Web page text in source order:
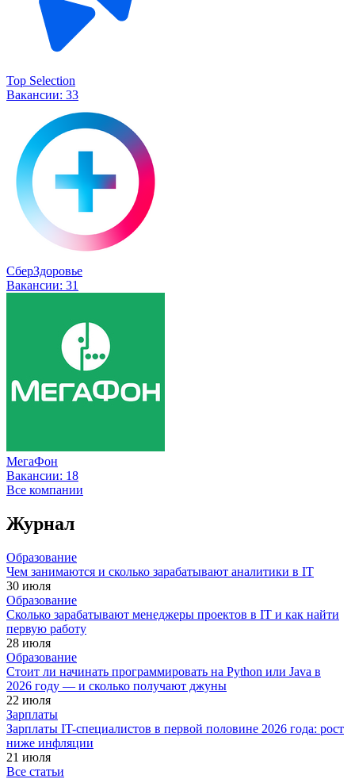
Top Selection
Вакансии: 33
СберЗдоровье
Вакансии: 31
МегаФон
Вакансии: 18
Все компании
Журнал
Образование
Чем занимаются и сколько зарабатывают аналитики в IT
30 июля
Образование
Сколько зарабатывают менеджеры проектов в IT и как найти
первую работу
28 июля
Образование
Стоит ли начинать программировать на Python или Java в
2026 году — и сколько получают джуны
22 июля
Зарплаты
Зарплаты IT-специалистов в первой половине 2026 года: рост
ниже инфляции
21 июля
Все статьи